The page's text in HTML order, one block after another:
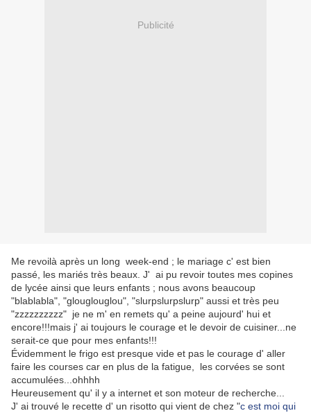
Publicité
Me revoilà après un long week-end ; le mariage c' est bien
passé, les mariés très beaux. J' ai pu revoir toutes mes copines
de lycée ainsi que leurs enfants ; nous avons beaucoup
"blablabla", "glouglouglou", "slurpslurpslurp" aussi et très peu
"zzzzzzzzzz" je ne m' en remets qu' a peine aujourd' hui et
encore!!!mais j' ai toujours le courage et le devoir de cuisiner...ne
serait-ce que pour mes enfants!!!
Évidemment le frigo est presque vide et pas le courage d' aller
faire les courses car en plus de la fatigue, les corvées se sont
accumulées...ohhhh
Heureusement qu' il y a internet et son moteur de recherche...
J' ai trouvé le recette d' un risotto qui vient de chez "c est moi qui